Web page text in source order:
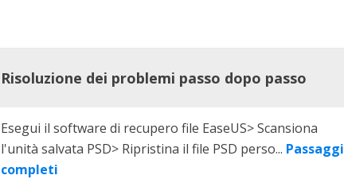
Risoluzione dei problemi passo dopo passo
Esegui il software di recupero file EaseUS> Scansiona
l'unità salvata PSD> Ripristina il file PSD perso... Passaggi
completi